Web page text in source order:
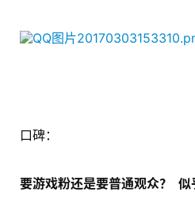
口碑：
要游戏粉还是要普通观众？